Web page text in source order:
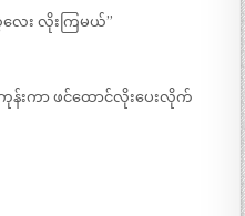
လေး လိုးကြမယ်”
န်းကာ ဖင်ထောင်လိုးပေးလိုက်